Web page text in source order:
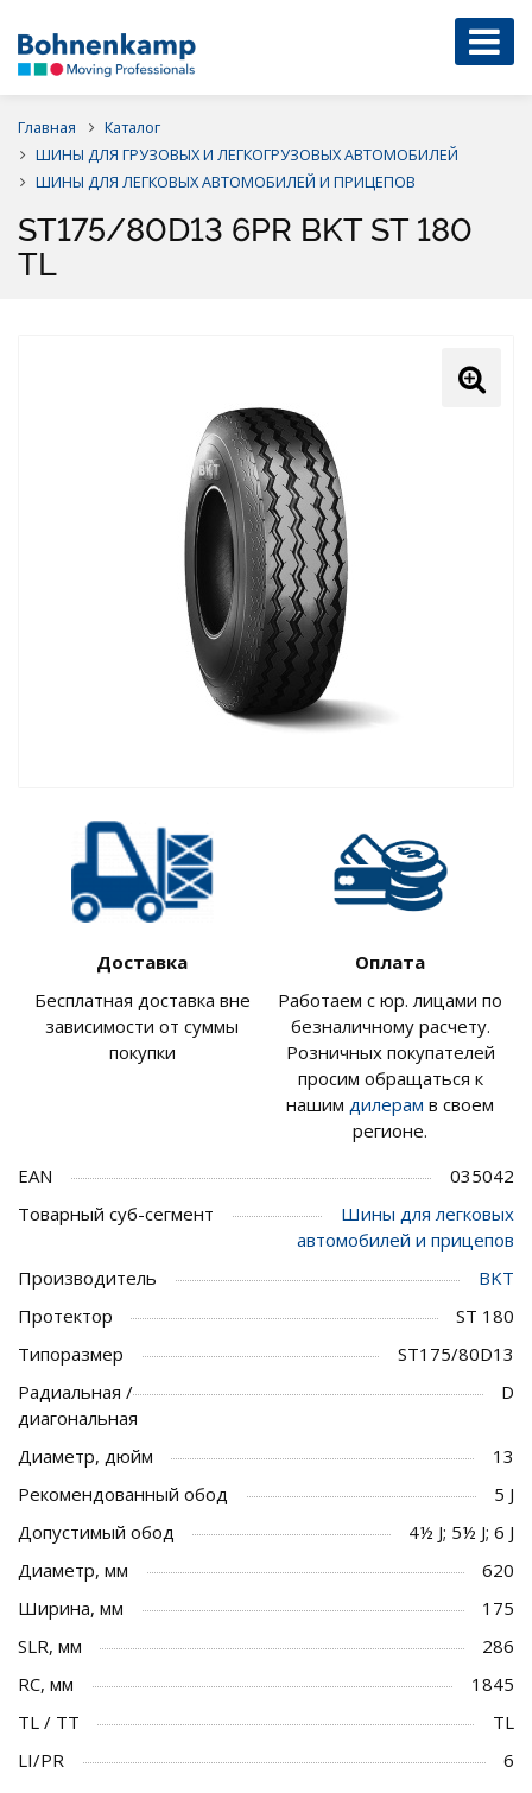
Главная
Каталог
ШИНЫ ДЛЯ ГРУЗОВЫХ И ЛЕГКОГРУЗОВЫХ АВТОМОБИЛЕЙ
ШИНЫ ДЛЯ ЛЕГКОВЫХ АВТОМОБИЛЕЙ И ПРИЦЕПОВ
ST175/80D13 6PR BKT ST 180
TL
Доставка
Бесплатная доставка вне
зависимости от суммы
покупки
Оплата
Работаем с юр. лицами по
безналичному расчету.
Розничных покупателей
просим обращаться к
нашим дилерам в своем
регионе.
EAN
035042
Товарный суб-сегмент
Шины для легковых
автомобилей и прицепов
Производитель
BKT
Протектор
ST 180
Типоразмер
ST175/80D13
Радиальная /
диагональная
D
Диаметр, дюйм
13
Рекомендованный обод
5 J
Допустимый обод
4½ J; 5½ J; 6 J
Диаметр, мм
620
Ширина, мм
175
SLR, мм
286
RC, мм
1845
TL / TT
TL
LI/PR
6